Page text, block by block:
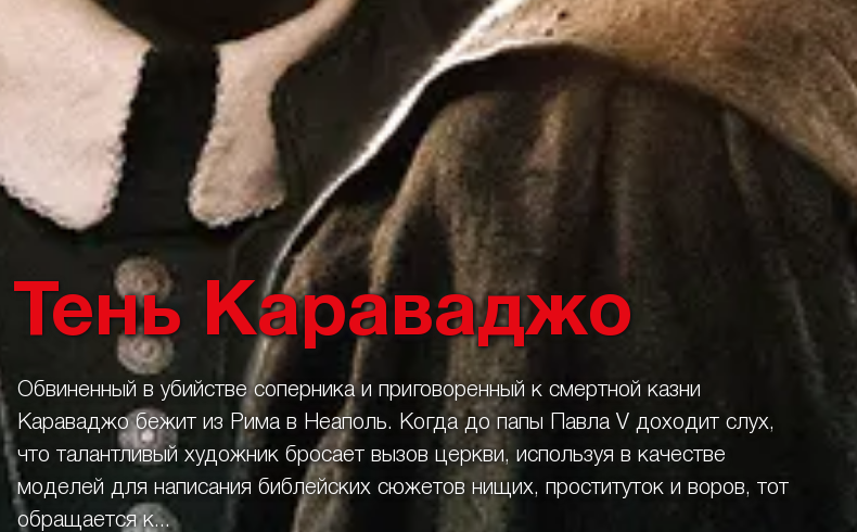
Тень Караваджо
Обвиненный в убийстве соперника и приговоренный к смертной казни
Караваджо бежит из Рима в Неаполь. Когда до папы Павла V доходит слух,
что талантливый художник бросает вызов церкви, используя в качестве
моделей для написания библейских сюжетов нищих, проституток и воров, тот
обращается к...